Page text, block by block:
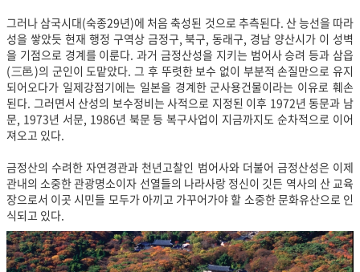
그러나 삼국시대(숙종29년)에 처음 축성된 것으로 추측된다. 산 능선을 따라
성을 쌓았듯 현재 행정 구역상 금정구, 북구, 동래구, 경남 양산시가 이 성벽
을 기점으로 경계를 이룬다. 과거 금정산성을 지키는 범어사 승려 등과 삼읍
(三邑)의 군인이 도맡았다. 그 후 뚜렷한 보수 없이 부분적 손질만으로 유지
되어오다가 일제강점기에는 일본을 경계한 군사용건물이라는 이유로 훼손
된다. 그러면서 산성의 보수정비는 사적으로 지정된 이후 1972년 동문과 남
문, 1973년 서문, 1986년 북문 등 복구사업이 지금까지도 순차적으로 이어
져오고 있다.
금정산의 수려한 자연경관과 천년고찰인 범어사와 더불어 금정산성은 이제
관내의 소중한 관광명소이자 선열들의 나라사랑 정신이 깃든 역사의 산 교육
장으로서 이곳 시민들 모두가 아끼고 가꾸어가야 할 소중한 문화유산으로 인
식되고 있다.